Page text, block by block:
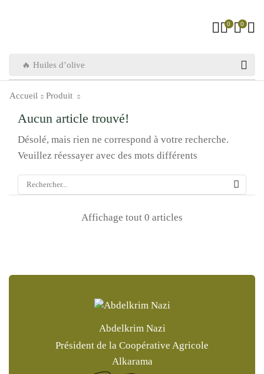
🔥 Huiles d’olive
0 0
Accueil Produit
Aucun article trouvé!
Désolé, mais rien ne correspond à votre recherche.
Veuillez réessayer avec des mots différents
Affichage tout 0 articles
Abdelkrim Nazi
Président de la Coopérative Agricole
Alkarama